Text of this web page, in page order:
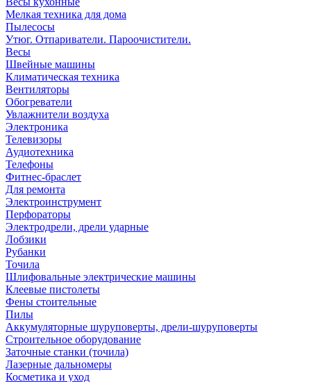
Мелкая техника для дома
Пылесосы
Утюг. Отпариватели. Пароочистители.
Весы
Швейные машины
Климатическая техника
Вентиляторы
Обогреватели
Увлажнители воздуха
Электроника
Телевизоры
Аудиотехника
Телефоны
Фитнес-браслет
Для ремонта
Электроинструмент
Перфораторы
Электродрели, дрели ударные
Лобзики
Рубанки
Точила
Шлифовальные электрические машины
Клеевые пистолеты
Фены стоительные
Пилы
Аккумуляторные шуруповерты, дрели-шуруповерты
Строительное оборудование
Заточные станки (точила)
Лазерные дальномеры
Косметика и уход